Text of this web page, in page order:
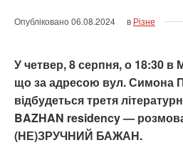
Опубліковано06.08.2024 в Різне
У четвер, 8 серпня, о 18:30 в
що за адресою вул. Симона
відбудеться третя
BAZHAN residency —
(НЕ)ЗРУЧНИЙ БАЖАН.